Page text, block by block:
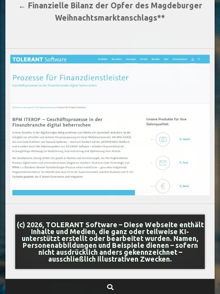
← Finanzielle Bilanz der Opfer des Magdeburger
Weihnachtsmarktanschlags**
(c) 2026, TOLERANT Software – Diese Webseite enthält
Inhalte und Medien, die ganz oder teilweise KI-
unterstützt erstellt oder bearbeitet wurden. Namen,
Personenabbildungen und Beispiele dienen – sofern
nicht ausdrücklich anders gekennzeichnet –
ausschließlich illustrativen Zwecken.